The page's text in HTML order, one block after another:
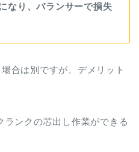
なり、バランサーで損失
合は別ですが、デメリット
ンクの芯出し作業ができる